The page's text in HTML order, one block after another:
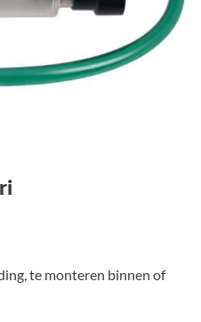
te monteren binnen of